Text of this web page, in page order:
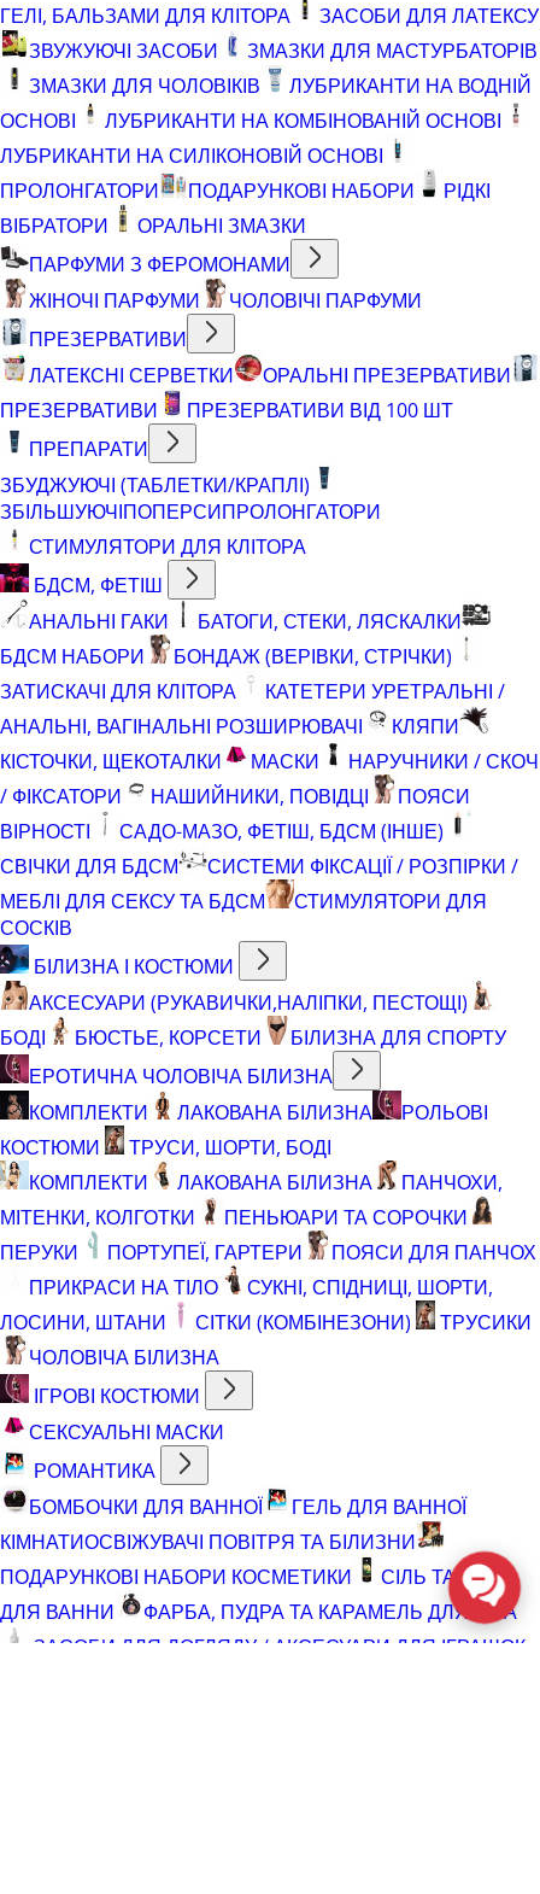
ГЕЛІ, БАЛЬЗАМИ ДЛЯ КЛІТОРА
ЗАСОБИ ДЛЯ ЛАТЕКСУ
ЗВУЖУЮЧІ ЗАСОБИ
ЗМАЗКИ ДЛЯ МАСТУРБАТОРІВ
ЗМАЗКИ ДЛЯ ЧОЛОВІКІВ
ЛУБРИКАНТИ НА ВОДНІЙ
ОСНОВІ
ЛУБРИКАНТИ НА КОМБІНОВАНІЙ ОСНОВІ
ЛУБРИКАНТИ НА СИЛІКОНОВІЙ ОСНОВІ
ПРОЛОНГАТОРИ
ПОДАРУНКОВІ НАБОРИ
РІДКІ
ВІБРАТОРИ
ОРАЛЬНІ ЗМАЗКИ
ПАРФУМИ З ФЕРОМОНАМИ
ЖІНОЧІ ПАРФУМИ
ЧОЛОВІЧІ ПАРФУМИ
ПРЕЗЕРВАТИВИ
ЛАТЕКСНІ СЕРВЕТКИ
ОРАЛЬНІ ПРЕЗЕРВАТИВИ
ПРЕЗЕРВАТИВИ
ПРЕЗЕРВАТИВИ ВІД 100 ШТ
ПРЕПАРАТИ
ЗБУДЖУЮЧІ (ТАБЛЕТКИ/КРАПЛІ)
ЗБІЛЬШУЮЧІПОПЕРСИПРОЛОНГАТОРИ
СТИМУЛЯТОРИ ДЛЯ КЛІТОРА
БДСМ, ФЕТІШ
АНАЛЬНІ ГАКИ
БАТОГИ, СТЕКИ, ЛЯСКАЛКИ
БДСМ НАБОРИ
БОНДАЖ (ВЕРІВКИ, СТРІЧКИ)
ЗАТИСКАЧІ ДЛЯ КЛІТОРА
КАТЕТЕРИ УРЕТРАЛЬНІ /
АНАЛЬНІ, ВАГІНАЛЬНІ РОЗШИРЮВАЧІ
КЛЯПИ
КІСТОЧКИ, ЩЕКОТАЛКИ
МАСКИ
НАРУЧНИКИ / СКОЧ
/ ФІКСАТОРИ
НАШИЙНИКИ, ПОВІДЦІ
ПОЯСИ
ВІРНОСТІ
САДО-МАЗО, ФЕТІШ, БДСМ (ІНШЕ)
СВІЧКИ ДЛЯ БДСМ
СИСТЕМИ ФІКСАЦІЇ / РОЗПІРКИ /
МЕБЛІ ДЛЯ СЕКСУ ТА БДСМ
СТИМУЛЯТОРИ ДЛЯ
СОСКІВ
БІЛИЗНА І КОСТЮМИ
АКСЕСУАРИ (РУКАВИЧКИ,НАЛІПКИ, ПЕСТОЩІ)
БОДІ
БЮСТЬЕ, КОРСЕТИ
БІЛИЗНА ДЛЯ СПОРТУ
ЕРОТИЧНА ЧОЛОВІЧА БІЛИЗНА
КОМПЛЕКТИ
ЛАКОВАНА БІЛИЗНА
РОЛЬОВІ
КОСТЮМИ
ТРУСИ, ШОРТИ, БОДІ
КОМПЛЕКТИ
ЛАКОВАНА БІЛИЗНА
ПАНЧОХИ,
МІТЕНКИ, КОЛГОТКИ
ПЕНЬЮАРИ ТА СОРОЧКИ
ПЕРУКИ
ПОРТУПЕЇ, ГАРТЕРИ
ПОЯСИ ДЛЯ ПАНЧОХ
ПРИКРАСИ НА ТІЛО
СУКНІ, СПІДНИЦІ, ШОРТИ,
ЛОСИНИ, ШТАНИ
СІТКИ (КОМБІНЕЗОНИ)
ТРУСИКИ
ЧОЛОВІЧА БІЛИЗНА
ІГРОВІ КОСТЮМИ
СЕКСУАЛЬНІ МАСКИ
РОМАНТИКА
БОМБОЧКИ ДЛЯ ВАННОЇ
ГЕЛЬ ДЛЯ ВАННОЇ
КІМНАТИОСВІЖУВАЧІ ПОВІТРЯ ТА БІЛИЗНИ
ПОДАРУНКОВІ НАБОРИ КОСМЕТИКИ
СІЛЬ ТА ПІНА
ДЛЯ ВАННИ
ФАРБА, ПУДРА ТА КАРАМЕЛЬ ДЛЯ ТІЛА
ЗАСОБИ ДЛЯ ДОГЛЯДУ / АКСЕСУАРИ ДЛЯ ІГРАШОК